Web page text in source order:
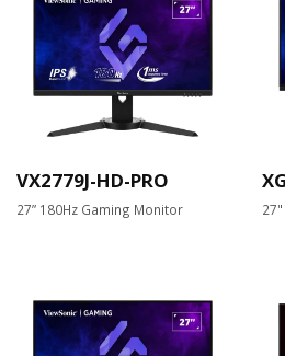
VX2779J-HD-PRO
27” 180Hz Gaming Monitor